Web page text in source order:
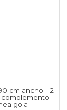
cm ancho - 2
complemento
gola